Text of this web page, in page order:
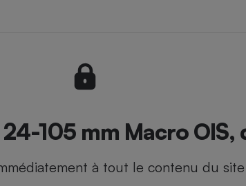
105 mm Macro
à tout le contenu du site
à granulés